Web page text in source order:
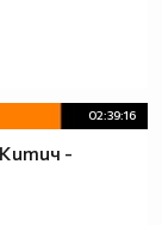
02:39:16
-